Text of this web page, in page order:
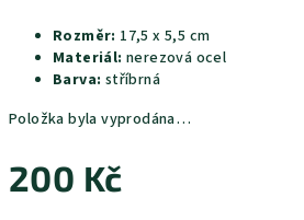
Rozměr: 17,5 x 5,5 cm
Materiál: nerezová ocel
Barva: stříbrná
Položka byla vyprodána…
200 Kč